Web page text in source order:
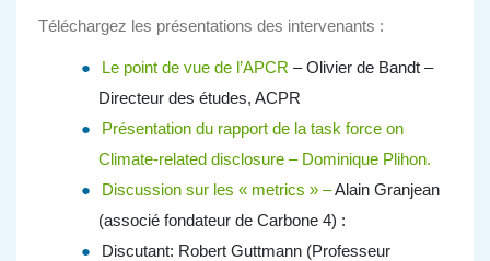
Téléchargez les présentations des intervenants :
Le point de vue de l’APCR – Olivier de Bandt –
Directeur des études, ACPR
Présentation du rapport de la task force on
Climate-related disclosure – Dominique Plihon.
Discussion sur les « metrics » –Alain Granjean
(associé fondateur de Carbone 4) :
Discutant: Robert Guttmann (Professeur